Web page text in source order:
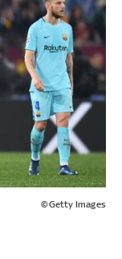
©Getty Images